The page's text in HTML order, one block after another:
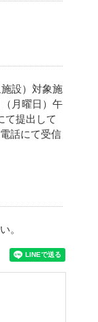
設）対象施
月曜日）午
て提出して
話にて受信
。